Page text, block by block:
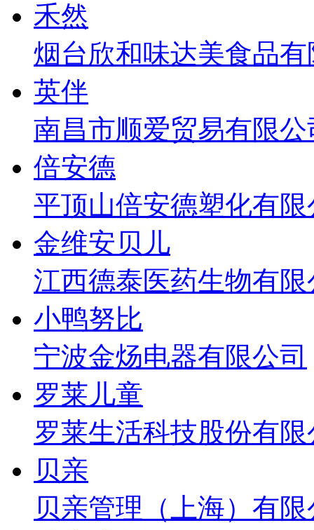
禾然
烟台欣和味达美食品
英伴
南昌市顺爱贸易有限公
倍安德
平顶山倍安德塑化有限
金维安贝儿
江西德泰医药生物有限
小鸭努比
宁波金炀电器有限公司
罗莱儿童
罗莱生活科技股份有
贝亲
贝亲管理（上海）有